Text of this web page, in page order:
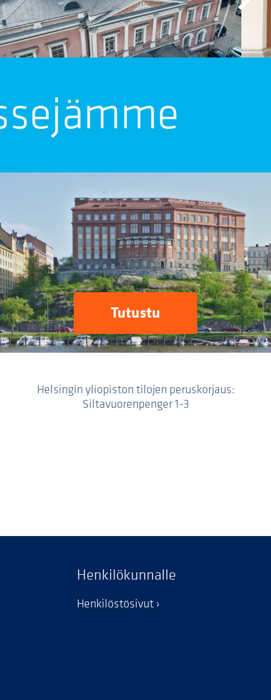
Tutustu
Helsingin yliopiston tilojen peruskorjaus:
Siltavuorenpenger 1-3
Henkilökunnalle
Henkilöstösivut